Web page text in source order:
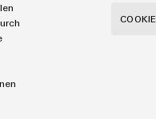
Einstellungen
14-28116